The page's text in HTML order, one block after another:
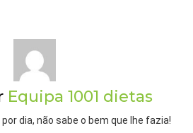
Equipa 1001 dietas
dia, não sabe o bem que lhe fazia!